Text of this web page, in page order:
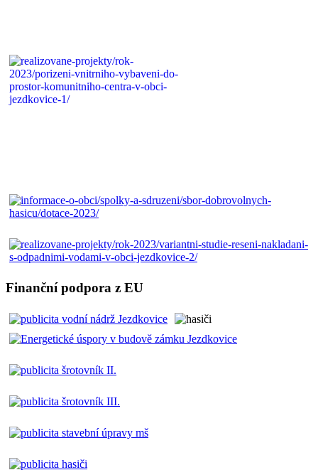
Finanční podpora z EU